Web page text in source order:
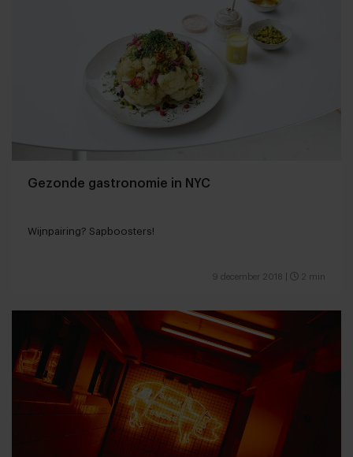
Gezonde gastronomie in NYC
Wijnpairing? Sapboosters!
9 december 2018 2 min